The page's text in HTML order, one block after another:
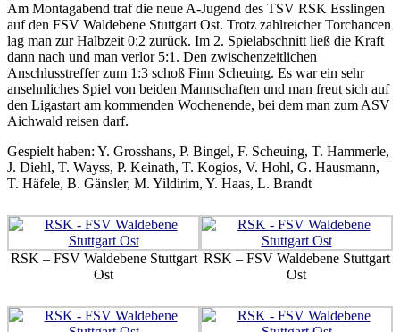
Am Montagabend traf die neue A-Jugend des TSV RSK Esslingen
auf den FSV Waldebene Stuttgart Ost. Trotz zahlreicher Torchancen
lag man zur Halbzeit 0:2 zurück. Im 2. Spielabschnitt ließ die Kraft
dann nach und man verlor 5:1. Den zwischenzeitlichen
Anschlusstreffer zum 1:3 schoß Finn Scheuing. Es war ein sehr
ansehnliches Spiel von beiden Mannschaften und man freut sich auf
den Ligastart am kommenden Wochenende, bei dem man zum ASV
Aichwald reisen darf.
Gespielt haben: Y. Grosshans, P. Bingel, F. Scheuing, T. Hammerle,
J. Diehl, T. Wayss, P. Keinath, T. Kogios, V. Hohl, G. Hausmann,
T. Häfele, B. Gänsler, M. Yildirim, Y. Haas, L. Brandt
RSK – FSV Waldebene Stuttgart
Ost
RSK – FSV Waldebene Stuttgart
Ost